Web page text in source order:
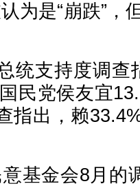
为是“崩跌”，
统支持度调查
民党侯友宜
指出，赖
基金会8月的